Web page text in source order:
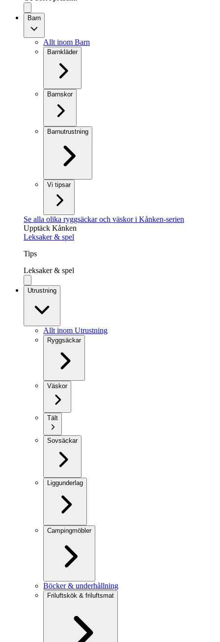
Barn
Allt inom Barn
Barnkläder
Barnskor
Barnutrustning
Vi tipsar
Se alla olika ryggsäckar och väskor i Kånken-serien
Upptäck Kånken
Leksaker & spel
Tips
Leksaker & spel
Utrustning
Allt inom Utrustning
Ryggsäckar
Väskor
Tält
Sovsäckar
Liggunderlag
Campingmöbler
Böcker & underhållning
Friluftskök & friluftsmat